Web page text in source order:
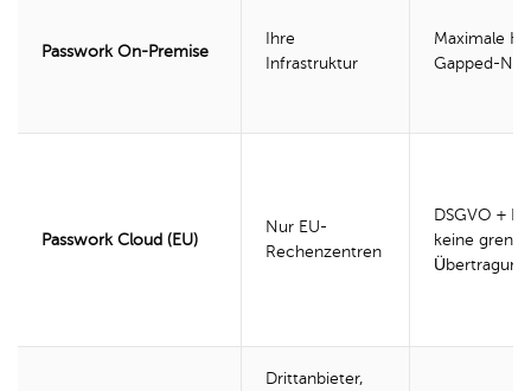
Passwork On-Premise
Ihre
Infrastruktur
Maximale
Gapped-
Passwork Cloud (EU)
Nur EU-
Rechenzentren
DSGVO +
keine
Drittanbieter,